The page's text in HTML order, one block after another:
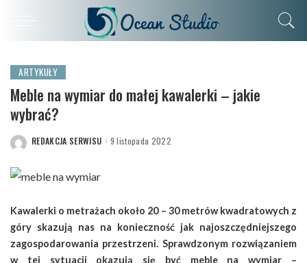
ARTYKUŁY
Meble na wymiar do małej kawalerki – jakie
wybrać?
POSTED
REDAKCJA SERWISU 9 listopada 2022
Kawalerki o metrażach około 20 – 30 metrów kwadratowych z
góry skazują nas na konieczność jak najoszczędniejszego
zagospodarowania przestrzeni. Sprawdzonym rozwiązaniem
w tej sytuacji okazują się być meble na wymiar –